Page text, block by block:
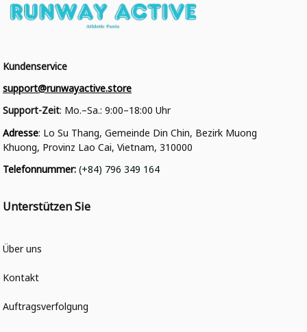
Kundenservice
support@runwayactive.store
Support-Zeit: Mo.–Sa.: 9:00–18:00 Uhr
Adresse: Lo Su Thang, Gemeinde Din Chin, Bezirk Muong
Khuong, Provinz Lao Cai, Vietnam, 310000
Telefonnummer: (+84) 796 349 164
Unterstützen Sie
Über uns
Kontakt
Auftragsverfolgung